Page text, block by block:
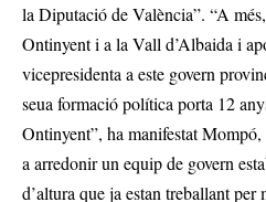
la Diputació de València”. “A
Ontinyent i a la Vall d’Albaida i
vicepresidenta a este govern
seua formació política porta 12
Ontinyent”, ha manifestat
a arredonir un equip de govern
d’altura que ja estan treballant